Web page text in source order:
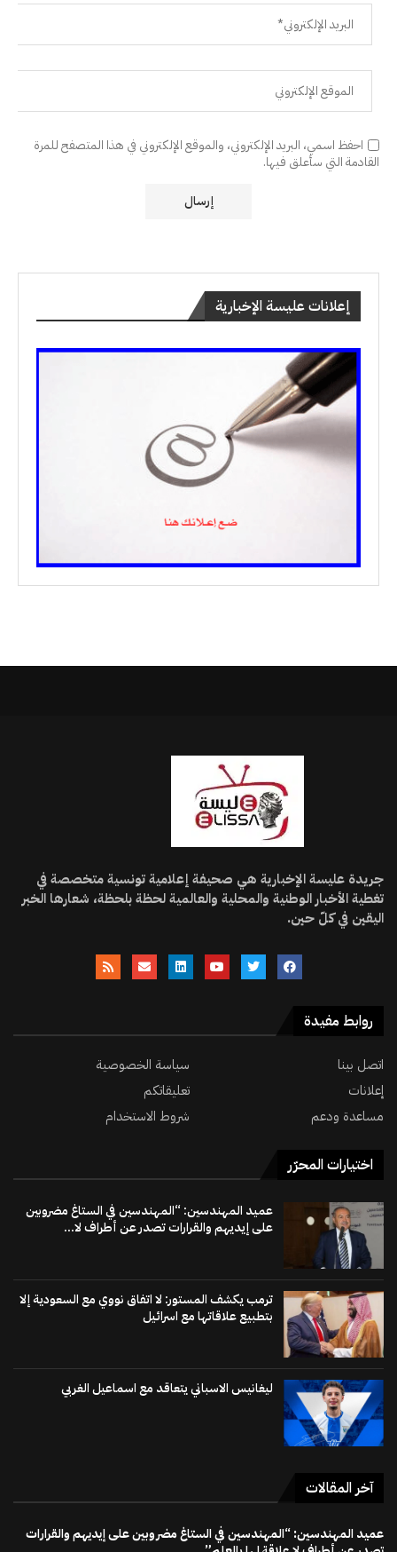
احفظ اسمي، البريد الإلكتروني، والموقع الإلكتروني في هذا المتصفح للمرة
القادمة التي سأعلق فيها.
إعلانات عليسة الإخبارية
جريدة عليسة الإخبارية هي صحيفة إعلامية تونسية متخصصة في
تغطية الأخبار الوطنية والمحلية والعالمية لحظة بلحظة، شعارها الخبر
اليقين في كلّ حين.
روابط مفيدة
اتصل بينا
سياسة الخصوصية
إعلانات
تعليقاتكم
مساعدة ودعم
شروط الاستخدام
اختيارات المحرّر
عميد المهندسين: “المهندسين في الستاغ مضروبين
على إيديهم والقرارات تصدر عن أطراف لا...
ترمب يكشف المستور: لا اتفاق نووي مع السعودية إلا
بتطبيع علاقاتها مع اسرائيل
ليغانيس الاسباني يتعاقد مع اسماعيل الغربي
آخر المقالات
عميد المهندسين: “المهندسين في الستاغ مضروبين على إيديهم والقرارات